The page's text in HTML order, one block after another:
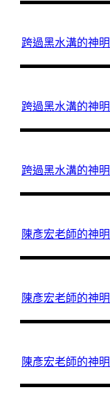
跨過黑水溝的神
跨過黑水溝的神
跨過黑水溝的神
陳彥宏老師的神
陳彥宏老師的神
陳彥宏老師的神